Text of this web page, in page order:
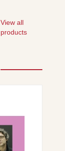
View all
products